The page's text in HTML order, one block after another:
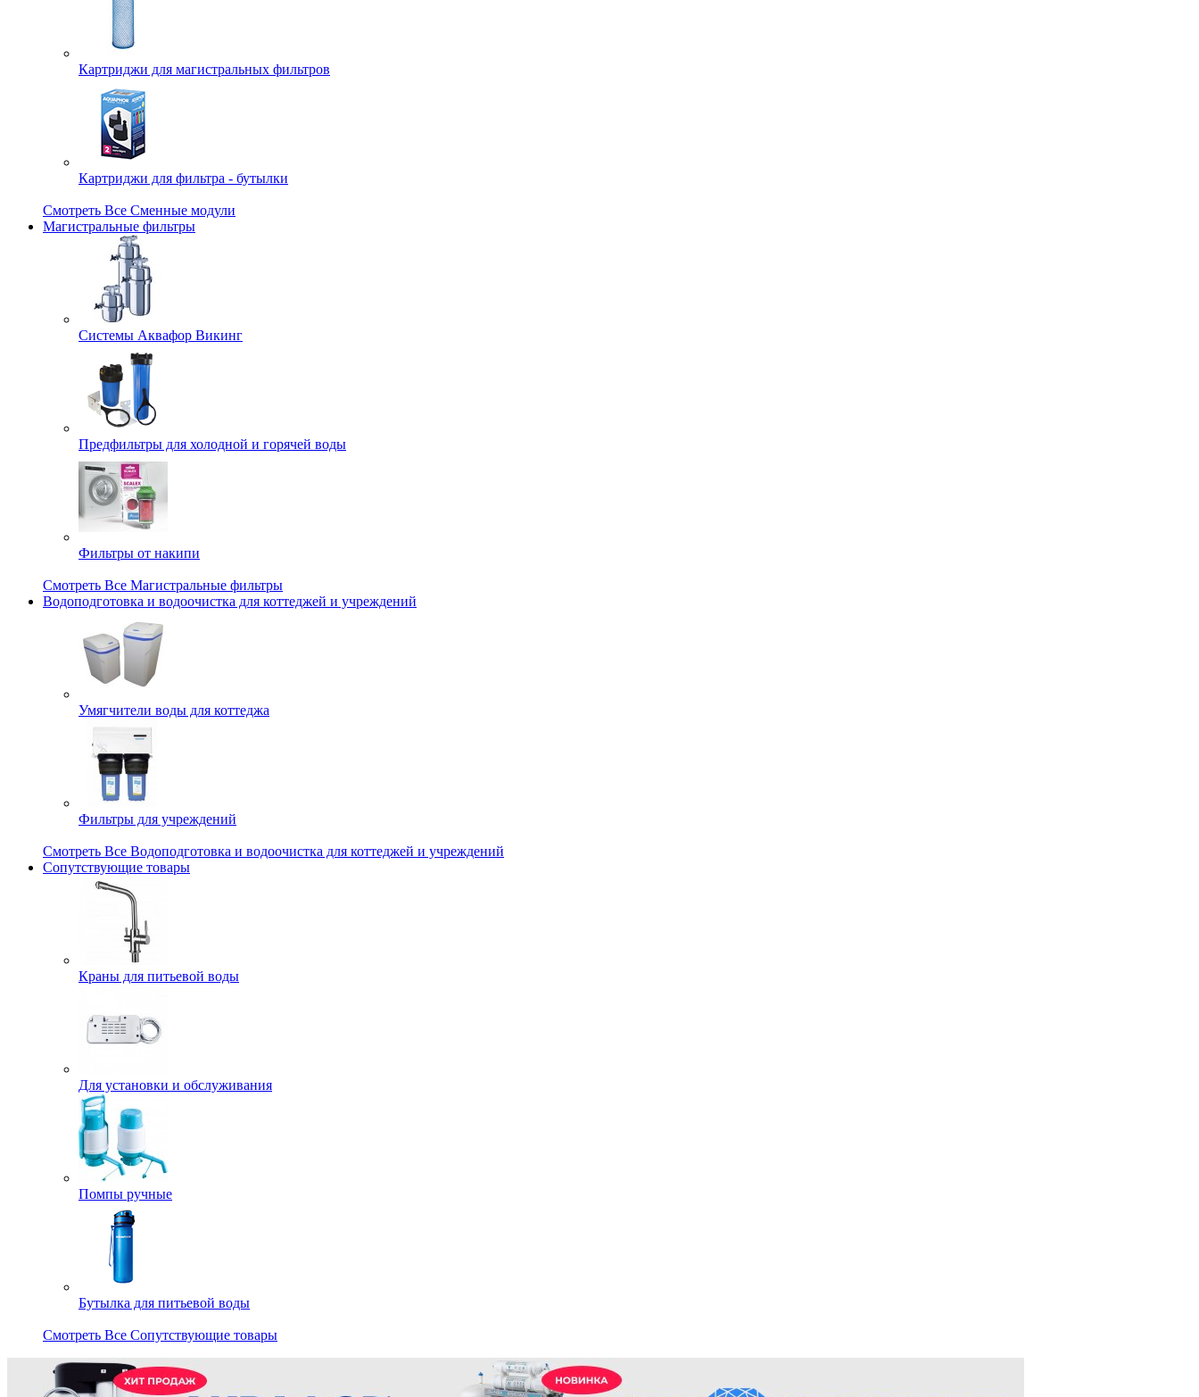
Картриджи для магистральных фильтров
Картриджи для фильтра - бутылки
Смотреть Все Сменные модули
Магистральные фильтры
Системы Аквафор Викинг
Предфильтры для холодной и горячей воды
Фильтры от накипи
Смотреть Все Магистральные фильтры
Водоподготовка и водоочистка для коттеджей и учреждений
Умягчители воды для коттеджа
Фильтры для учреждений
Смотреть Все Водоподготовка и водоочистка для коттеджей и учреждений
Сопутствующие товары
Краны для питьевой воды
Для установки и обслуживания
Помпы ручные
Бутылка для питьевой воды
Смотреть Все Сопутствующие товары